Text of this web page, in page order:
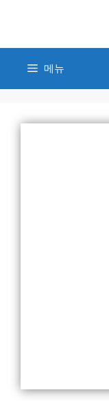
너
메뉴